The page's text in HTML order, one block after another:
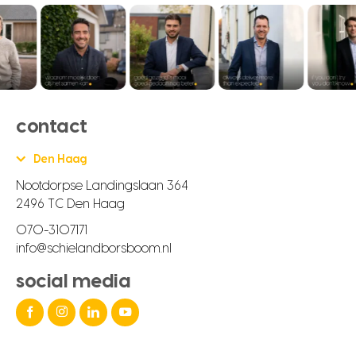
contact
Den Haag
Nootdorpse Landingslaan 364
2496 TC Den Haag
070-3107171
info@schielandborsboom.nl
social media